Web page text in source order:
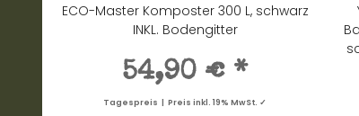
ECO-Master Komposter 300 L, schwarz
INKL. Bodengitter
54,90 € *
Tagespreis | Preis inkl. 19% MwSt. ✓